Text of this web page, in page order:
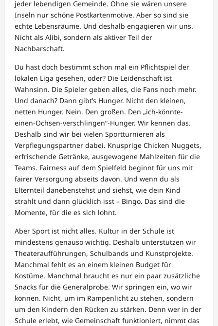
jeder lebendigen Gemeinde. Ohne sie wären unsere
Inseln nur schöne Postkartenmotive. Aber so sind sie
echte Lebensräume. Und deshalb engagieren wir uns.
Nicht als Alibi, sondern als aktiver Teil der
Nachbarschaft.
Du hast doch bestimmt schon mal ein Pflichtspiel der
lokalen Liga gesehen, oder? Die Leidenschaft ist
Wahnsinn. Die Spieler geben alles, die Fans noch mehr.
Und danach? Dann gibt’s Hunger. Nicht den kleinen,
netten Hunger. Nein. Den großen. Den „ich-könnte-
einen-Ochsen-verschlingen“-Hunger. Wir kennen das.
Deshalb sind wir bei vielen Sportturnieren als
Verpflegungspartner dabei. Knusprige Chicken Nuggets,
erfrischende Getränke, ausgewogene Mahlzeiten für die
Teams. Fairness auf dem Spielfeld beginnt für uns mit
fairer Versorgung abseits davon. Und wenn du als
Elternteil danebenstehst und siehst, wie dein Kind
strahlt und dann glücklich isst – Bingo. Das sind die
Momente, für die es sich lohnt.
Aber Sport ist nicht alles. Kultur in der Schule ist
mindestens genauso wichtig. Deshalb unterstützen wir
Theateraufführungen, Schulbands und Kunstprojekte.
Manchmal fehlt es an einem kleinen Budget für
Kostüme. Manchmal braucht es nur ein paar zusätzliche
Snacks für die Generalprobe. Wir springen ein, wo wir
können. Nicht, um im Rampenlicht zu stehen, sondern
um den Kindern den Rücken zu stärken. Denn wer in der
Schule erlebt, wie Gemeinschaft funktioniert, nimmt das